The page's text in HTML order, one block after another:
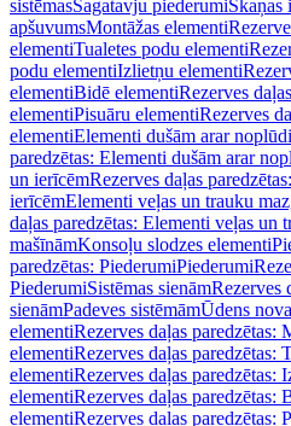
sistēmasSagatavju piederumiSkaņas
apšuvumsMontāžas elementi
elementiTualetes podu elementi
podu elementiIzlietņu elementi
elementiBidē elementiRezerves
elementiPisuāru elementiRezerves
elementiElementi dušām arar
paredzētas: Elementi dušām arar
un ierīcēmRezerves daļas
ierīcēmElementi veļas un trauku
daļas paredzētas: Elementi veļas un
mašīnāmKonsoļu slodzes elementi
paredzētas: PiederumiPiederumi
PiederumiSistēmas sienāmRezerves
sienāmPadeves sistēmāmŪdens
elementiRezerves daļas paredzētas:
elementiRezerves daļas paredzētas:
elementiRezerves daļas paredzētas:
elementiRezerves daļas paredzētas:
elementiRezerves daļas paredzētas: